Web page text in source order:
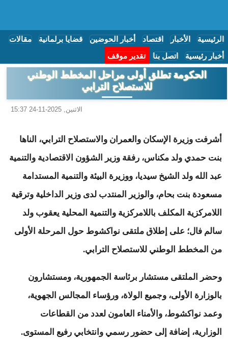
الرئيسية الأخبار اقتصاد أخبار الحوضين قضايا برلمانية مقالات
أخبار رئيسية اتصل بنا تقدير موقف
الحكومة تطلق أولى مراحل المخطط الوطني
للاستصلاح الترابي
الاثنين, 2025-11-24 15:37
أشرفت وزيرة الإسكان والعمران والاستصلاح الترابي، الناها
بنت حمدي ولد مكناس، رفقة وزير الشؤون الاقتصادية والتنمية
عبد الله ولد الشيخ سيديا، ووزيرة البيئة والتنمية المستدامة
مسعودة بنت بحام، والوزير المنتدب لدى وزير الداخلية وترقية
اللامركزية المكلف باللامركزية والتنمية المحلية يعقوب ولد
سالم فال؛ على إطلاق ملتقى نواكشوط حول المرحلة الأولى
من المخطط الوطني للاستصلاح الترابي.
وحضر الملتقى مستشار برئاسة الجمهورية، ومستشارون
بالوزارة الأولى، وجميع الولاة، ورؤساء المجالس الجهوية،
وعمد نواكشوط، والأمناء العامون لعدد من القطاعات
الوزارية، إضافة إلى حضور رسمي وانتخابي رفيع المستوى.